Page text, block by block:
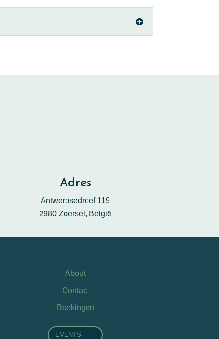
Adres
Antwerpsedreef 119
2980 Zoersel, België
About
Contact
Boekingen
EVENTS